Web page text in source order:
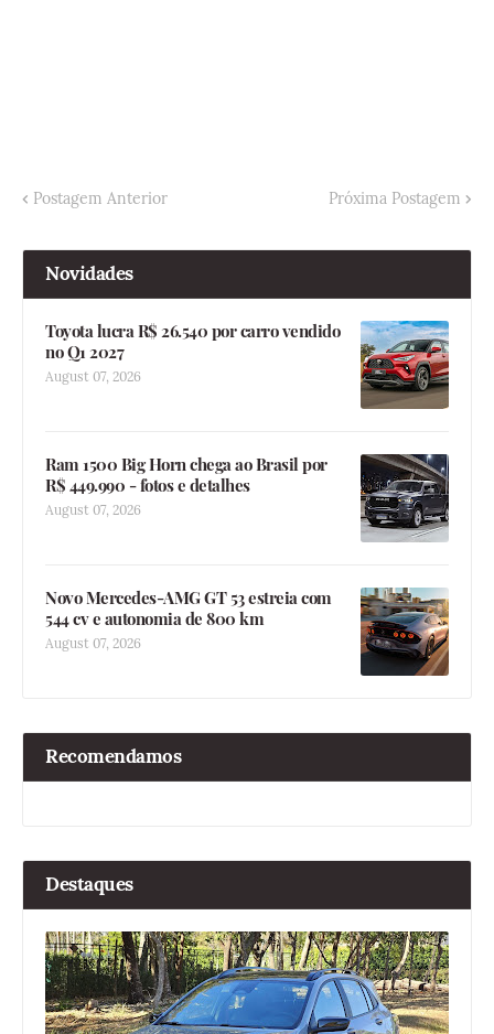
Postagem Anterior Próxima Postagem
Novidades
Toyota lucra R$ 26.540 por carro vendido
no Q1 2027
August 07, 2026
Ram 1500 Big Horn chega ao Brasil por
R$ 449.990 - fotos e detalhes
August 07, 2026
Novo Mercedes-AMG GT 53 estreia com
544 cv e autonomia de 800 km
August 07, 2026
Recomendamos
Destaques